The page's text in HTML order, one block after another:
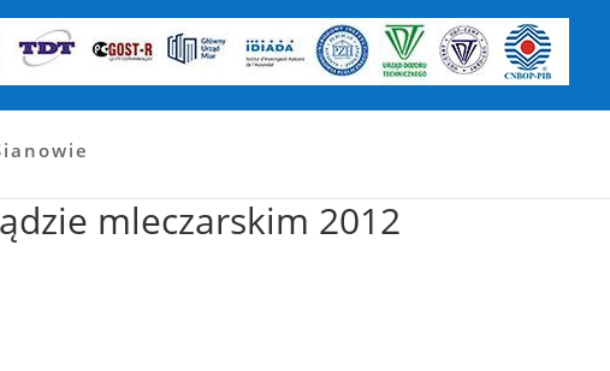
mleczarskim 2012